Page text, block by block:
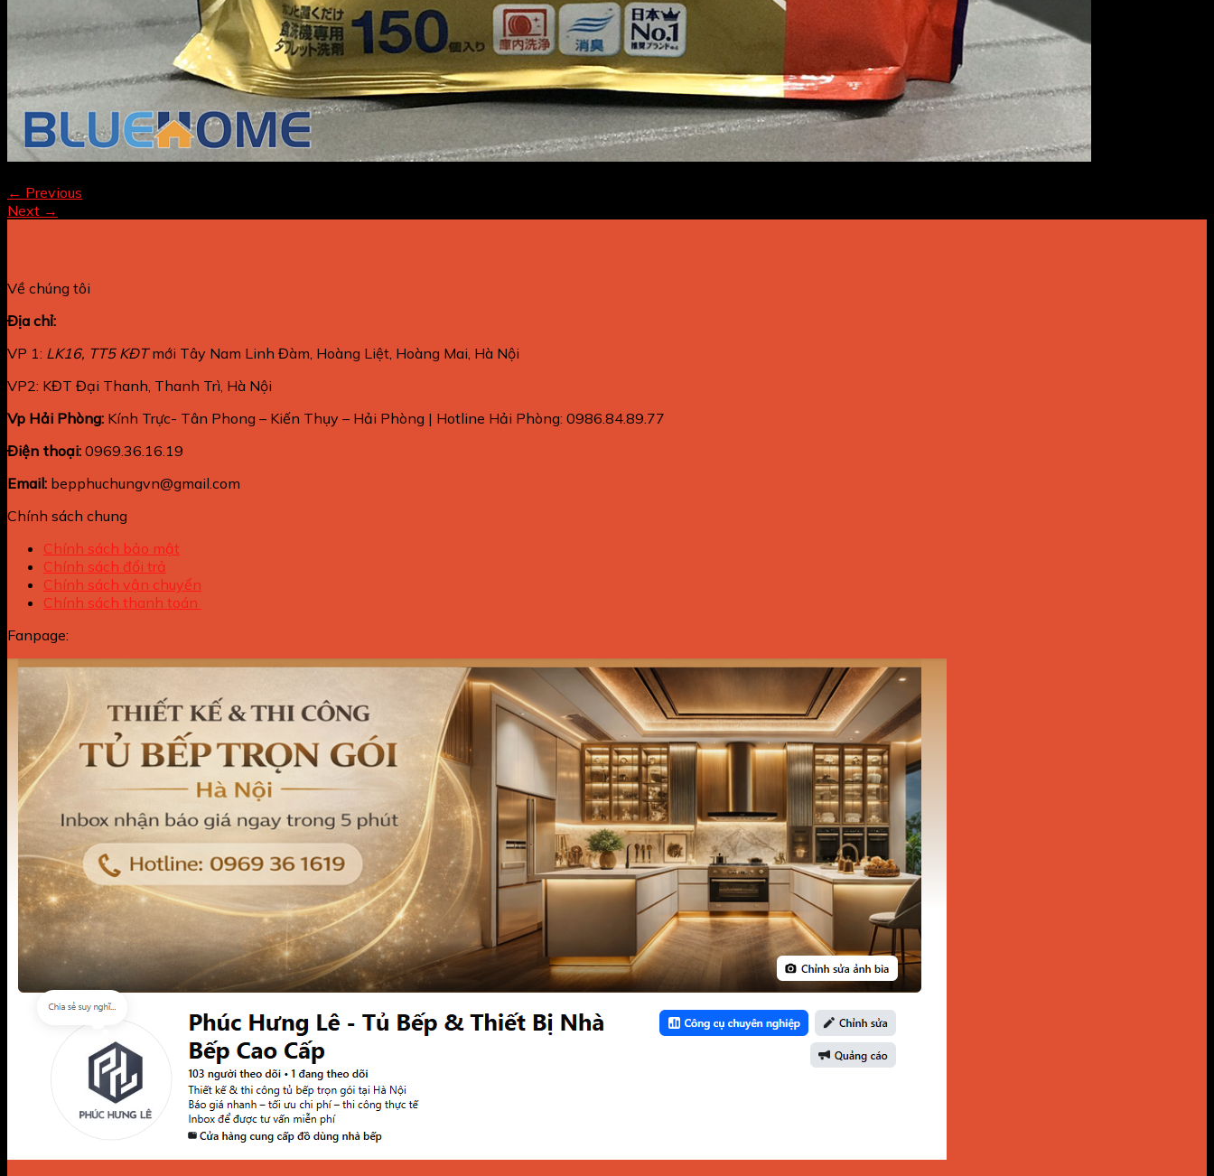
← Previous
Next →
Về chúng tôi
Địa chỉ:
VP 1: LK16, TT5 KĐTmới Tây Nam Linh Đàm, Hoàng Liệt, Hoàng Mai, Hà Nội
VP2: KĐT Đại Thanh, Thanh Trì, Hà Nội
Vp Hải Phòng: Kính Trực- Tân Phong – Kiến Thụy – Hải Phòng | Hotline Hải Phòng: 0986.84.89.77
Điện thoại: 0969.36.16.19
Email: bepphuchungvn@gmail.com
Chính sách chung
Chính sách bảo mật
Chính sách đổi trả
Chính sách vận chuyển
Chính sách thanh toán
Fanpage: